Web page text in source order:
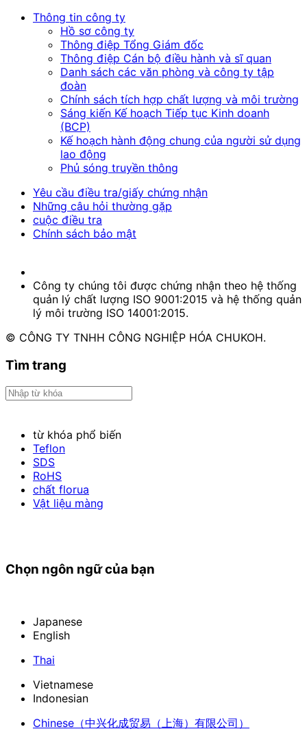
Thông tin công ty
Hồ sơ công ty
Thông điệp Tổng Giám đốc
Thông điệp Cán bộ điều hành và sĩ quan
Danh sách các văn phòng và công ty tập
đoàn
Chính sách tích hợp chất lượng và môi trường
Sáng kiến Kế hoạch Tiếp tục Kinh doanh
(BCP)
Kế hoạch hành động chung của người sử dụng
lao động
Phủ sóng truyền thông
Yêu cầu điều tra/giấy chứng nhận
Những câu hỏi thường gặp
cuộc điều tra
Chính sách bảo mật
Công ty chúng tôi được chứng nhận theo hệ thống
quản lý chất lượng ISO 9001:2015 và hệ thống quản
lý môi trường ISO 14001:2015.
© CÔNG TY TNHH CÔNG NGHIỆP HÓA CHUKOH.
Tìm trang
từ khóa phổ biến
Teflon
SDS
RoHS
chất florua
Vật liệu màng
Chọn ngôn ngữ của bạn
Japanese
English
Thai
Vietnamese
Indonesian
Chinese （中兴化成贸易（上海）有限公司）